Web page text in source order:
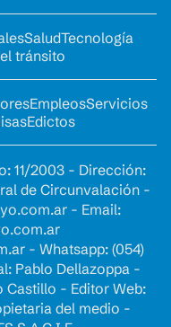
SaludTecnología
tránsito
EmpleosServicios
Edictos
11/2003 - Dirección:
de Circunvalación -
- Email:
- Whatsapp: (054)
Pablo Dellazoppa -
Castillo - Editor Web:
del medio -